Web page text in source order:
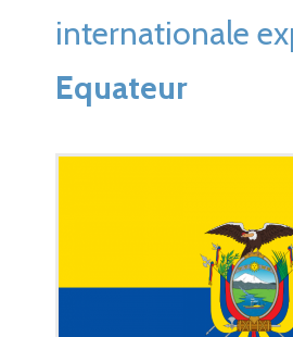
internationale
Equateur